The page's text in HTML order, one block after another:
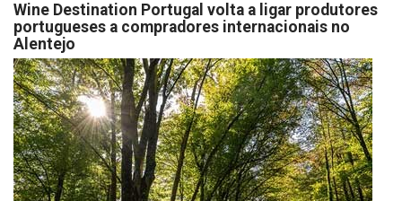
Wine Destination Portugal volta a ligar produtores
portugueses a compradores internacionais no
Alentejo